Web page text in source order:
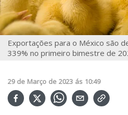
Exportações para o México são
339% no primeiro bimestre de
29 de Março de 2023 ás 10:49